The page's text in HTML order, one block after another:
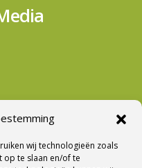
wij technologieën zoals
te slaan en/of te